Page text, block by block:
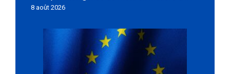
8 août 2026